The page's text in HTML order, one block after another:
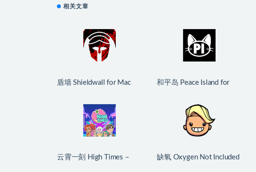
相关文章
盾墙 Shieldwall for Mac
和平岛 Peace Island for
云霄一刻 High Times –
缺氧 Oxygen Not Included